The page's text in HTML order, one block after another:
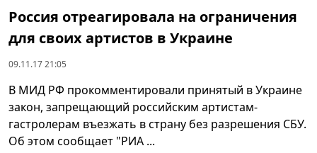
Россия отреагировала на ограничения
для своих артистов в Украине
09.11.17 21:05
В МИД РФ прокомментировали принятый в Украине
закон, запрещающий российским артистам-
гастролерам въезжать в страну без разрешения СБУ.
Об этом сообщает "РИА ...